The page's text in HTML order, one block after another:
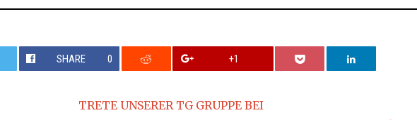
20,
SHARE 0 +1
TRETE UNSERER TG GRUPPE BEI